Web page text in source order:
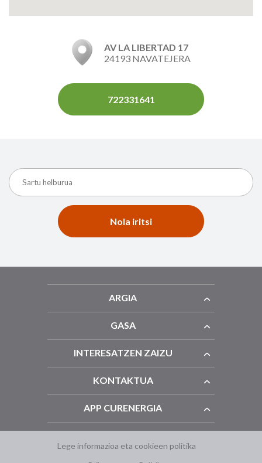
AV LA LIBERTAD 17
24193 NAVATEJERA
722331641
Nola iritsi
ARGIA
GASA
INTERESATZEN ZAIZU
KONTAKTUA
APP CURENERGIA
Lege informazioa eta cookieen politika